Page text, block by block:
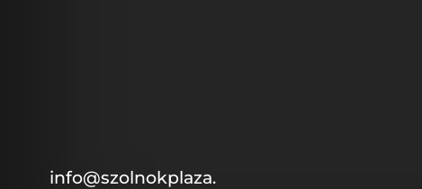
info@szolnokplaza.